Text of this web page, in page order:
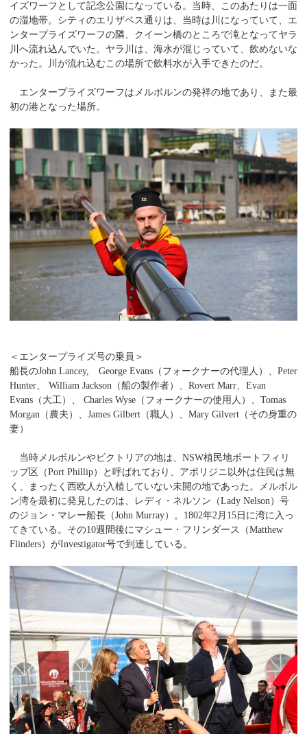
イズワーフとして記念公園になっている。当時、このあたりは一面
の湿地帯。シティのエリザベス通りは、当時は川になっていて、エ
ンタープライズワーフの隣、クイーン橋のところで滝となってヤラ
川へ流れ込んでいた。ヤラ川は、海水が混じっていて、飲めないな
かった。川が流れ込むこの場所で飲料水が入手できたのだ。
エンタープライズワーフはメルボルンの発祥の地であり、また最
初の港となった場所。
＜エンタープライズ号の乗員＞
船長のJohn Lancey, George Evans（フォークナーの代理人）、Peter
Hunter、 William Jackson（船の製作者）、Rovert Marr、Evan
Evans（大工）、 Charles Wyse（フォークナーの使用人）、Tomas
Morgan（農夫）、James Gilbert（職人）、Mary Gilvert（その身重の
妻）
当時メルボルンやビクトリアの地は、NSW植民地ポートフィリ
ップ区（Port Phillip）と呼ばれており、アボリジニ以外は住民は無
く、まったく西欧人が入植していない未開の地であった。メルボル
ン湾を最初に発見したのは、レディ・ネルソン（Lady Nelson）号
のジョン・マレー船長（John Murray）。1802年2月15日に湾に入っ
てきている。その10週間後にマシュー・フリンダース（Matthew
Flinders）がInvestigator号で到達している。